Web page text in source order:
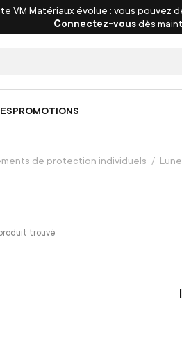
VM Matériaux évolue : vous pouvez
Connectez-vousdès
PROMOTIONS
de protection individuels
trouvé